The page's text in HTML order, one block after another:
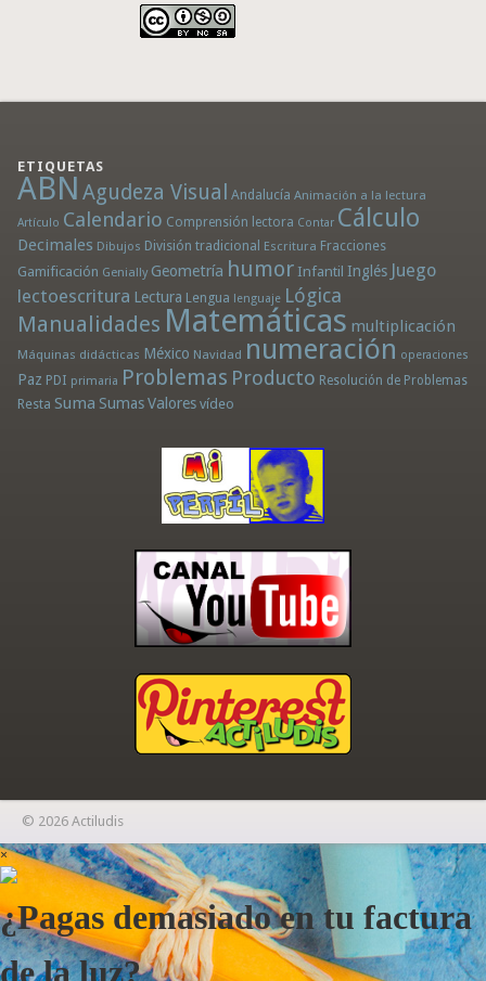
ETIQUETAS
ABN Agudeza Visual Andalucía Animación a la lectura
Artículo Calendario Comprensión lectora Contar Cálculo
Decimales Dibujos División tradicional Escritura Fracciones
Gamificación Genially Geometría humor Infantil Inglés Juego
lectoescritura Lectura Lengua lenguaje Lógica
Manualidades Matemáticas multiplicación
Máquinas didácticas México Navidad numeración operaciones
Paz PDI primaria Problemas Producto Resolución de Problemas
Resta Suma Sumas Valores vídeo
© 2026 Actiludis
×
¿Pagas demasiado en tu factura
de la luz?